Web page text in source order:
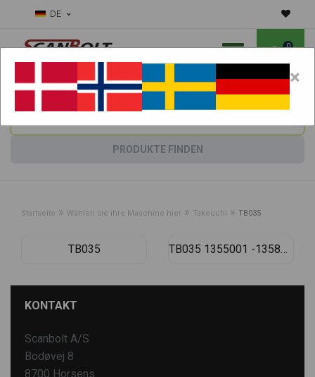
DE
0
Benötigen Sie Hilfe bei Verschleißteilen?Maschine wählen:
PRODUKTE FINDEN
Startseite » Wählen sie ihre Maschine hier » Takeuchi » TB035
TB035 TB035 1355001 -1358193
KONTAKT
Scanbolt A/S
Bodøvej 8
8700 Horsens
×